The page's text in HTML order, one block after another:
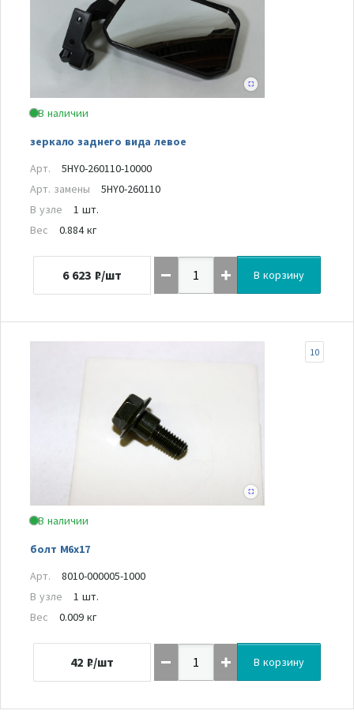
В наличии
зеркало заднего вида левое
Арт.
5HY0-260110-10000
Арт. замены
5HY0-260110
В узле
1 шт.
Вес
0.884 кг
6 623 ₽/шт В корзину
В наличии
болт М6х17
10
Арт.
8010-000005-1000
В узле
1 шт.
Вес
0.009 кг
42 ₽/шт В корзину